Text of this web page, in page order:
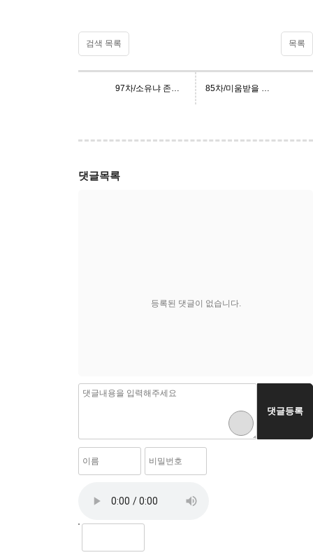
검색 목록 목록
97차/소유냐 존재냐/에리히 프롬 85차/미움받을 용기/기시미 이치로,고가 후미타케
댓글목록
등록된 댓글이 없습니다.